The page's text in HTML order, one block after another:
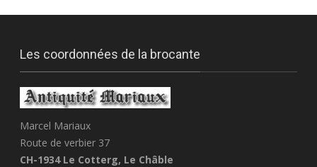
Les coordonnées de la brocante
Marcel Mariaux
Route de verbier 37
CH-1934 Le Cotterg, Le Châble